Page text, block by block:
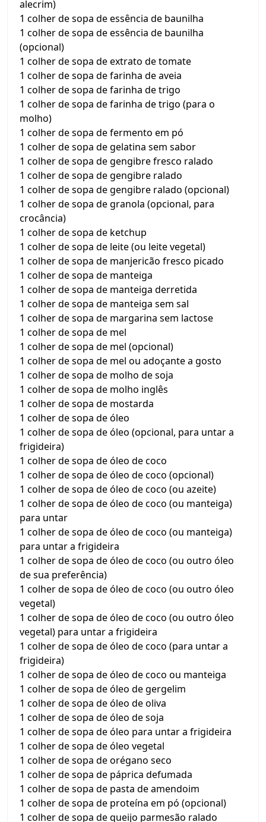
alecrim)
1 colher de sopa de essência de baunilha
1 colher de sopa de essência de baunilha
(opcional)
1 colher de sopa de extrato de tomate
1 colher de sopa de farinha de aveia
1 colher de sopa de farinha de trigo
1 colher de sopa de farinha de trigo (para o
molho)
1 colher de sopa de fermento em pó
1 colher de sopa de gelatina sem sabor
1 colher de sopa de gengibre fresco ralado
1 colher de sopa de gengibre ralado
1 colher de sopa de gengibre ralado (opcional)
1 colher de sopa de granola (opcional, para
crocância)
1 colher de sopa de ketchup
1 colher de sopa de leite (ou leite vegetal)
1 colher de sopa de manjericão fresco picado
1 colher de sopa de manteiga
1 colher de sopa de manteiga derretida
1 colher de sopa de manteiga sem sal
1 colher de sopa de margarina sem lactose
1 colher de sopa de mel
1 colher de sopa de mel (opcional)
1 colher de sopa de mel ou adoçante a gosto
1 colher de sopa de molho de soja
1 colher de sopa de molho inglês
1 colher de sopa de mostarda
1 colher de sopa de óleo
1 colher de sopa de óleo (opcional, para untar a
frigideira)
1 colher de sopa de óleo de coco
1 colher de sopa de óleo de coco (opcional)
1 colher de sopa de óleo de coco (ou azeite)
1 colher de sopa de óleo de coco (ou manteiga)
para untar
1 colher de sopa de óleo de coco (ou manteiga)
para untar a frigideira
1 colher de sopa de óleo de coco (ou outro óleo
de sua preferência)
1 colher de sopa de óleo de coco (ou outro óleo
vegetal)
1 colher de sopa de óleo de coco (ou outro óleo
vegetal) para untar a frigideira
1 colher de sopa de óleo de coco (para untar a
frigideira)
1 colher de sopa de óleo de coco ou manteiga
1 colher de sopa de óleo de gergelim
1 colher de sopa de óleo de oliva
1 colher de sopa de óleo de soja
1 colher de sopa de óleo para untar a frigideira
1 colher de sopa de óleo vegetal
1 colher de sopa de orégano seco
1 colher de sopa de páprica defumada
1 colher de sopa de pasta de amendoim
1 colher de sopa de proteína em pó (opcional)
1 colher de sopa de queijo parmesão ralado